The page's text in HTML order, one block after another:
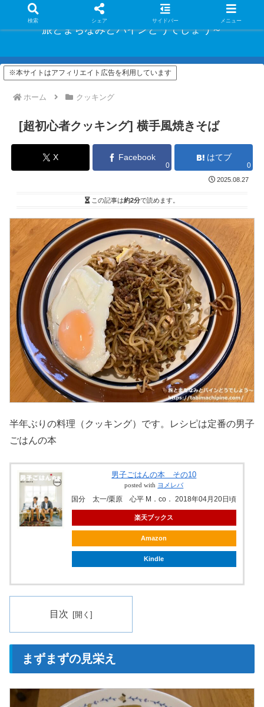
旅とまちなみとパインどうでしょう～
※本サイトはアフィリエイト広告を利用しています
ホーム クッキング
[超初心者クッキング] 横手風焼きそば
X Facebook
0
はてブ
0
2025.08.27
この記事は約2分で読めます。
半年ぶりの料理（クッキング）です。レシピは定番の男子
ごはんの本
男子ごはんの本 その10
posted with ヨメレバ
国分 太一/栗原 心平 M．co． 2018年04月20日頃
楽天ブックス
Amazon
Kindle
目次
まずまずの見栄え
検索 シェア サイドバー メニュー